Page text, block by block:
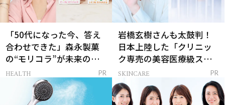
「50代になった今、答え
合わせできた」森永製菓
の“モリコラ”が未来のキ
レイを連れてくる！
HEALTH PR
岩橋玄樹さんも太鼓判！
日本上陸した「クリニッ
ク専売の美容医療級スキ
ンケア」
SKINCARE PR